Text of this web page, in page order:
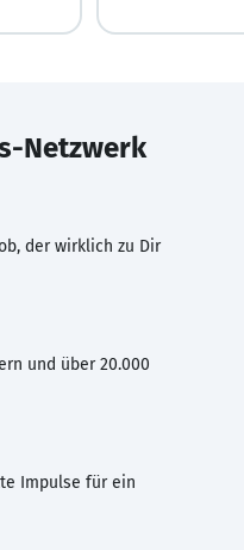
Netzwerk
der wirklich zu Dir
und über 20.000
Impulse für ein